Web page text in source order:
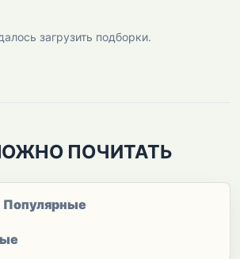
загрузить подборки.
ПОЧИТАТЬ
Популярные